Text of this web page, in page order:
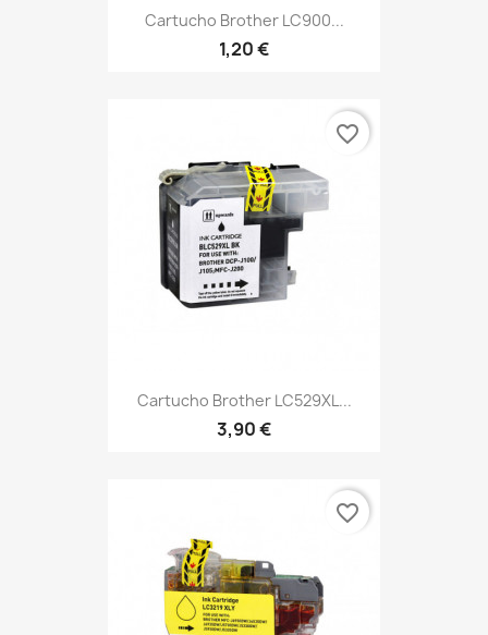
Cartucho Brother LC900...
1,20 €
Cartucho Brother LC529XL...
3,90 €
favorite_border
favorite_border